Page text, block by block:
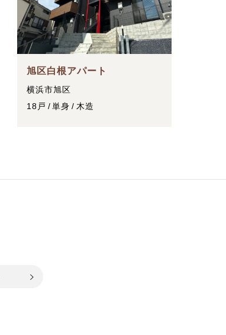
旭区白根アパート
横浜市旭区
18戸
単身 木造